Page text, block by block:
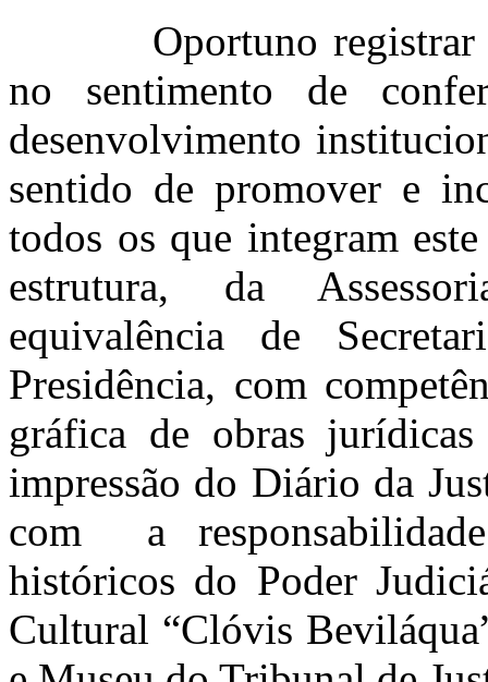
Oportuno
no sentimento de
desenvolvimento
sentido de promover e
todos os que integram
estrutura, da
equivalência de
Presidência, com
gráfica de obras
impressão do Diário da
com a
históricos do Poder
Cultural “Clóvis Beviláqua